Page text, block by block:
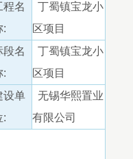
程名
:
丁蜀镇宝龙小
区项目
段名
:
丁蜀镇宝龙小
区项目
设单
:
无锡华熙置业
有限公司